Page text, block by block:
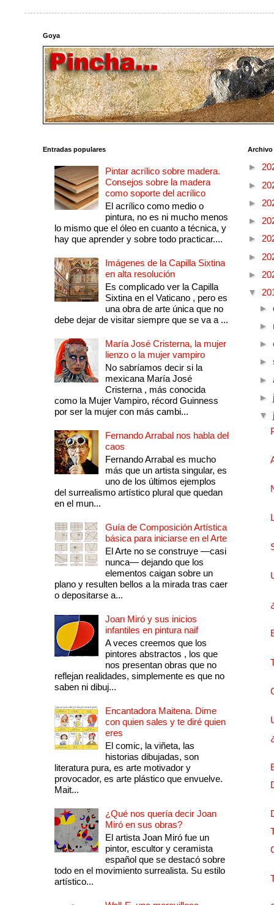
Goya
Entradas populares
Pintar acrílico sobre madera.
Consejos sobre la madera
como soporte del acrílico
El acrílico como medio o
pintura, no es ni mucho menos
lo mismo que el óleo en cuanto a técnica, y
hay que aprender y sobre todo practicar....
Imágenes de la Capilla Sixtina
en alta resolución
Es complicado ver la Capilla
Sixtina en el Vaticano , pero es
una obra de arte única que no
debe dejar de visitar siempre que se va a ...
María José Cristerna, la mujer
lienzo o la mujer vampiro
No sabríamos decir si la
mexicana María José
Cristerna , más conocida
como la Mujer Vampiro, récord Guinness
por ser la mujer con más cambi...
Fernando Arrabal nos habla del
caos
Fernando Arrabal es mucho
más que un artista singular, es
uno de los últimos ejemplos
del surrealismo artístico plural que quedan
en el mun...
Guía de Composición Artística
básica para iniciarse en el Arte
El Arte no se construye —casi
nunca— dejando que los
elementos caigan sobre un
plano y resulten bellos a la mirada tras caer
o depositarse a...
Joan Miró y sus inicios
infantiles en pintura naif
A veces creemos que los
pintores abstractos , los que
nos presentan obras que no
reflejan realidades, simplemente es que no
saben ni dibuj...
Encantadora Maitena. Dime
con quien sales y te diré quien
eres
El comic, la viñeta, las
historias dibujadas, son
literatura pura, es arte motivador y
provocador, es arte plástico que envuelve.
Mait...
¿Qué nos quería decir Joan
Miró en sus obras?
El artista Joan Miró fue un
pintor, escultor y ceramista
español que se destacó sobre
todo en el movimiento surrealista. Su estilo
artístico...
►
►
►
►
►
►
►
▼
►
►
►
►
►
►
▼